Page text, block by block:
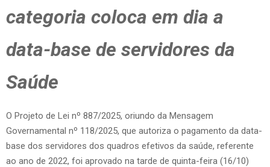
categoria coloca em dia a
data-base de servidores da
Saúde
O Projeto de Lei nº 887/2025, oriundo da Mensagem
Governamental nº 118/2025, que autoriza o pagamento da data-
base dos servidores dos quadros efetivos da saúde, referente
ao ano de 2022, foi aprovado na tarde de quinta-feira (16/10)